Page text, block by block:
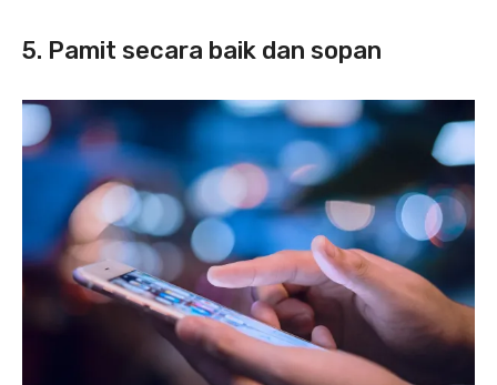
5. Pamit secara baik dan sopan